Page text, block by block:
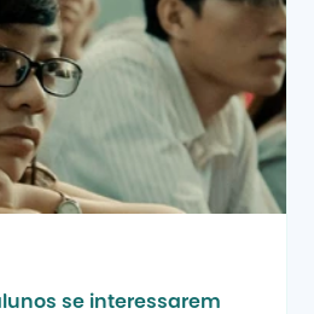
se interessarem